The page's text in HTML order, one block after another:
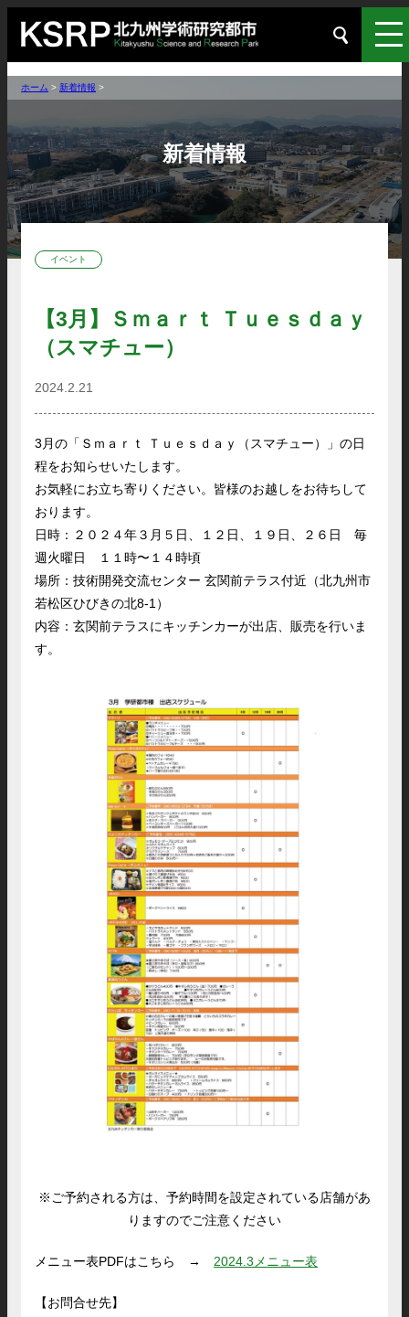
ホーム >新着情報 >
新着情報
イベント
【3月】Ｓｍａｒｔ Ｔｕｅｓｄａｙ
（スマチュー）
2024.2.21
3月の「Ｓｍａｒｔ Ｔｕｅｓｄａｙ（スマチュー）」の日
程をお知らせいたします。
お気軽にお立ち寄りください。皆様のお越しをお待ちして
おります。
日時：２０２４年３ 月５日、１２日、１９日、２６日 毎
週火曜日 １１時〜１４時頃
場所：技術開発交流センター 玄関前テラス付近（北九州市
若松区ひびきの北8-1）
内容：玄関前テラスにキッチンカーが出店、販売を行いま
す。
※ご予約される方は、予約時間を設定されている店舗があ
りますのでご注意ください
メニュー表PDFはこちら → 2024.3メニュー表
【お問合せ先】